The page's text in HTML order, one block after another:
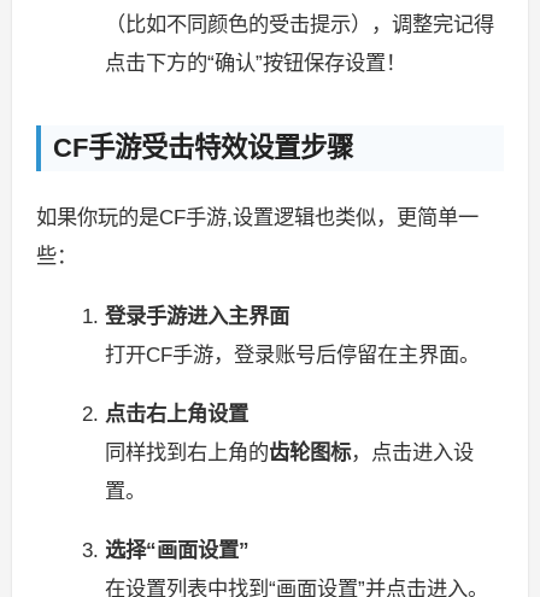
（比如不同颜色的受击提示），调整完记得
点击下方的“确认”按钮保存设置！
CF手游受击特效设置步骤
如果你玩的是CF手游,设置逻辑也类似，更简单一
些：
登录手游进入主界面
打开CF手游，登录账号后停留在主界面。
点击右上角设置
同样找到右上角的齿轮图标，点击进入设
置。
选择“画面设置”
在设置列表中找到“画面设置”并点击进入。